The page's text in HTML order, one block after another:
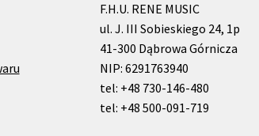
F.H.U. RENE MUSIC
ul. J. III Sobieskiego 24, 1p
41-300 Dąbrowa Górnicza
NIP: 6291763940
tel: +48 730-146-480
tel: +48 500-091-719